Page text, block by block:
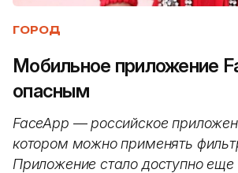
ГОРОД
Мобильное приложение
опасным
FaceApp —российское
котором можно применять
Приложение стало доступно еще